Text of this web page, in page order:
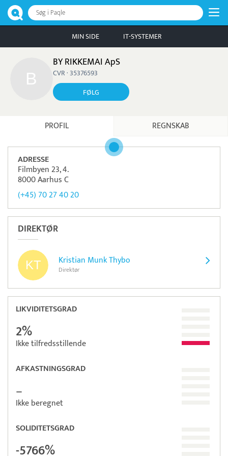
Søg i Paqle
MIN SIDE IT-SYSTEMER
BY RIKKEMAI ApS
CVR · 35376593
FØLG
PROFIL REGNSKAB
ADRESSE
Filmbyen 23, 4.
8000 Aarhus C
(+45) 70 27 40 20
DIREKTØR
Kristian Munk Thybo
Direktør
LIKVIDITETSGRAD
2%
Ikke tilfredsstillende
AFKASTNINGSGRAD
–
Ikke beregnet
SOLIDITETSGRAD
-5766%